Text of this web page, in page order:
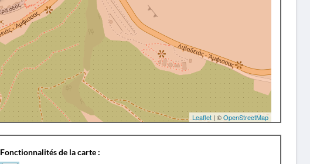
Leaflet | ©OpenStreetMap
Fonctionnalités de la carte :